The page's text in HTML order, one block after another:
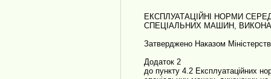
ЕКСПЛУАТАЦІЙНІ НОРМИ
СПЕЦІАЛЬНИХ МАШИН,
Затверджено Наказом
Додаток 2
до пункту 4.2 Експлуатаційних